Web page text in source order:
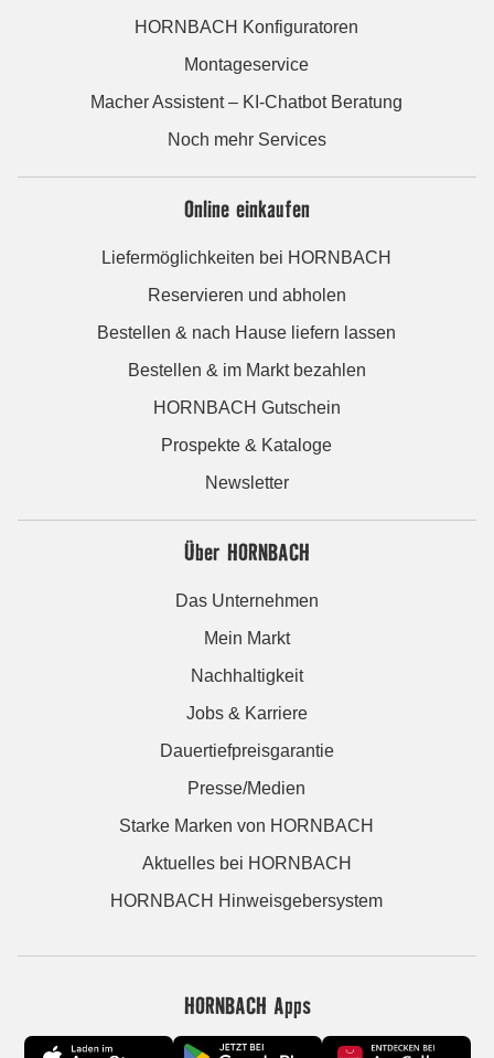
HORNBACH Konfiguratoren
Montageservice
Macher Assistent – KI-Chatbot Beratung
Noch mehr Services
Online einkaufen
Liefermöglichkeiten bei HORNBACH
Reservieren und abholen
Bestellen & nach Hause liefern lassen
Bestellen & im Markt bezahlen
HORNBACH Gutschein
Prospekte & Kataloge
Newsletter
Über HORNBACH
Das Unternehmen
Mein Markt
Nachhaltigkeit
Jobs & Karriere
Dauertiefpreisgarantie
Presse/Medien
Starke Marken von HORNBACH
Aktuelles bei HORNBACH
HORNBACH Hinweisgebersystem
HORNBACH Apps